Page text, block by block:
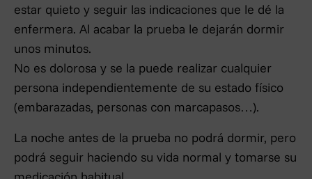
estar quieto y seguir las indicaciones que le dé la
enfermera. Al acabar la prueba le dejarán dormir
unos minutos.
No es dolorosa y se la puede realizar cualquier
persona independientemente de su estado físico
(embarazadas, personas con marcapasos…).
La noche antes de la prueba no podrá dormir, pero
podrá seguir haciendo su vida normal y tomarse su